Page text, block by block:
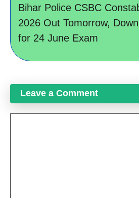
Bihar Police CSBC
2026 Out Tomorrow,
for 24 June Exam
Leave a Comment